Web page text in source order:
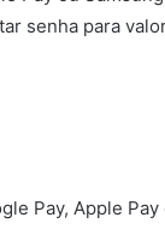
senha para
Pay, Apple Pay